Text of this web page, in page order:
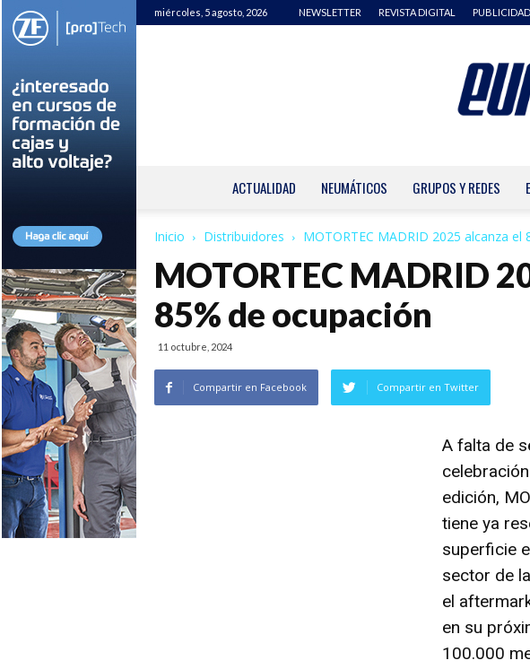
miércoles, 5 agosto, 2026 NEWSLETTER REVISTA DIGITAL PUBLICIDAD
ACTUALIDAD NEUMÁTICOS GRUPOS Y REDES
Inicio Distribuidores MOTORTEC MADRID 2025 alcanza el
MOTORTEC MADRID
85% de ocupación
11 octubre, 2024
Compartir en Facebook Compartir en Twitter
A falta de
edición,
tiene ya
superficie
sector de
el
en su
100.000